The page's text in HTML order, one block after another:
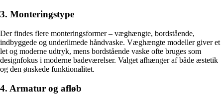
3. Monteringstype
Der findes flere monteringsformer – væghængte, bordstående,
indbyggede og underlimede håndvaske. Væghængte modeller giver et
let og moderne udtryk, mens bordstående vaske ofte bruges som
designfokus i moderne badeværelser. Valget afhænger af både æstetik
og den ønskede funktionalitet.
4. Armatur og afløb